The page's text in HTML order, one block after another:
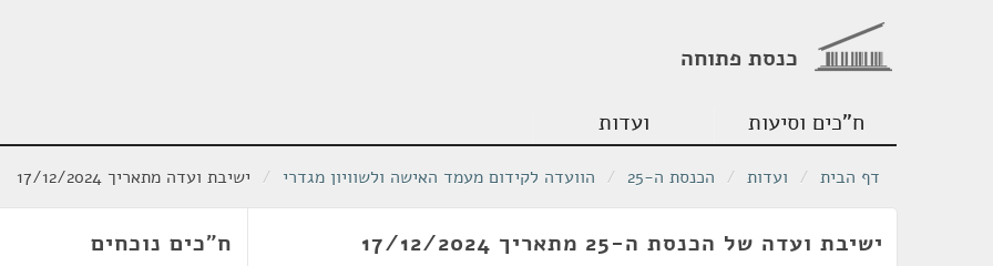
כנסת פתוחה
ח"כים וסיעות ועדות
דף הבית / ועדות / הכנסת ה-25 / הוועדה לקידום מעמד האישה ולשוויון מגדרי / ישיבת ועדה מתאריך 17/12/2024
ישיבת ועדה של הכנסת ה-25 מתאריך 17/12/2024 ח"כים נוכחים